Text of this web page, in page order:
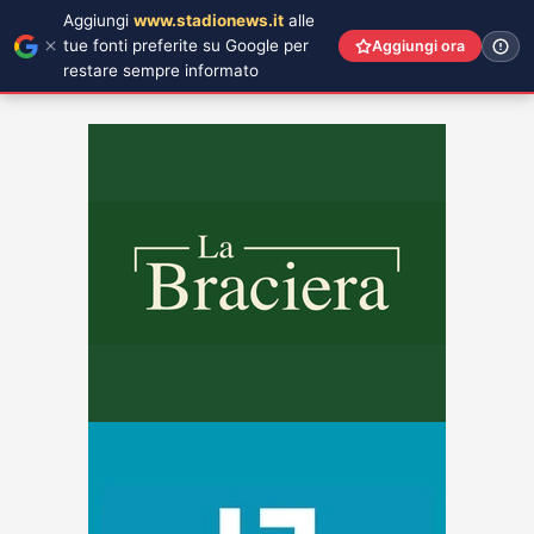
Aggiungi www.stadionews.it alle
tue fonti preferite su Google per
restare sempre informato
Aggiungi ora